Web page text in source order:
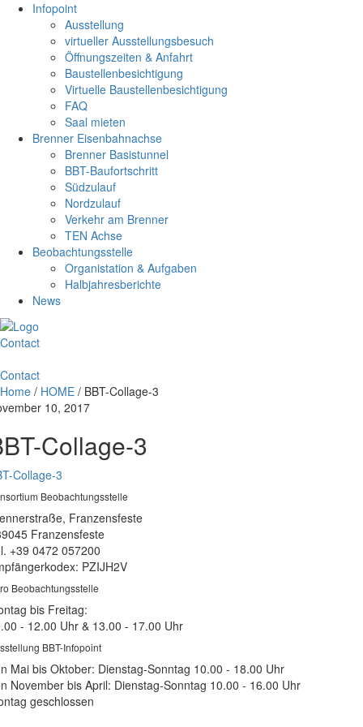
Infopoint
Ausstellung
virtueller Ausstellungsbesuch
Öffnungszeiten & Anfahrt
Baustellenbesichtigung
Virtuelle Baustellenbesichtigung
FAQ
Saal mieten
Brenner Eisenbahnachse
Brenner Basistunnel
BBT-Baufortschritt
Südzulauf
Nordzulauf
Verkehr am Brenner
TEN Achse
Beobachtungsstelle
Organistation & Aufgaben
Halbjahresberichte
News
Contact
Contact
Home / HOME / BBT-Collage-3
10, 2017
Collage-3
Collage-3
Beobachtungsstelle
Franzensfeste
Franzensfeste
+39 0472 057200
PZIJH2V
Beobachtungsstelle
bis Freitag:
- 12.00 Uhr & 13.00 - 17.00 Uhr
BBT-Infopoint
Mai bis Oktober: Dienstag-Sonntag 10.00 - 18.00 Uhr
November bis April: Dienstag-Sonntag 10.00 - 16.00 Uhr
geschlossen